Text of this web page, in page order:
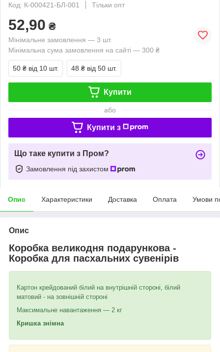
Код: К-000421-БЛ-001
Тільки опт
52,90 ₴
Мінімальне замовлення — 3 шт.
Мінімальна сума замовлення на сайті — 300 ₴
50 ₴ від 10 шт. 48 ₴ від 50 шт.
Купити
або
Купити з
Що таке купити з Пром?
Замовлення під захистом
Опис Характеристики Доставка Оплата Умови
Опис
Коробка великодня подарункова -
Коробка для пасхальних сувенірів
Картон крейдований білий на внутрішній стороні, білий
матовий - на зовнішній стороні
Максимальне навантаження — 2 кг
Кришка знімна